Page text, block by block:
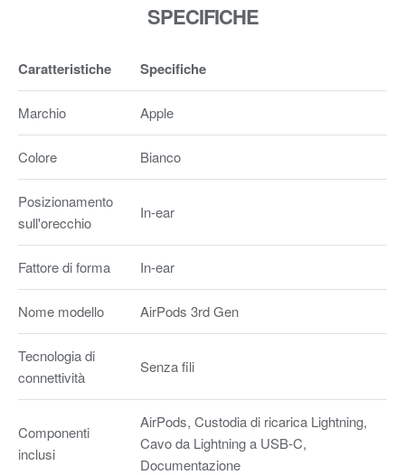
SPECIFICHE
Caratteristiche Specifiche
Marchio Apple
Colore Bianco
Posizionamento
sull'orecchio
In-ear
Fattore di forma In-ear
Nome modello AirPods 3rd Gen
Tecnologia di
connettività
Senza fili
Componenti
inclusi
AirPods, Custodia di ricarica Lightning,
Cavo da Lightning a USB-C,
Documentazione